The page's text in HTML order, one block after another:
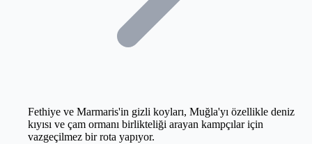
Fethiye ve Marmaris'in gizli koyları, Muğla'yı özellikle deniz
kıyısı ve çam ormanı birlikteliği arayan kampçılar için
vazgeçilmez bir rota yapıyor.